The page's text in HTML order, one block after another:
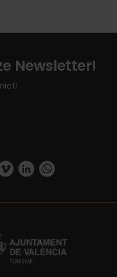
Newsletter!
visit_valencia/
user/
twitter.com/
vimeo.com/
https://www.linkedin.com/company/turismo-valencia/https://api.whatsapp.com/send/